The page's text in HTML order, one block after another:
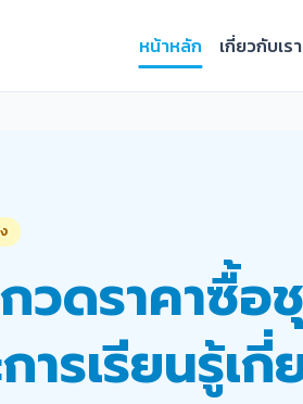
หน้าหลัก เกี่ยวกับเรา
วดราคาซื้
ารเรียนรู้เ